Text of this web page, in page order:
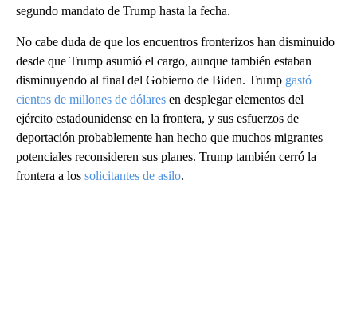
segundo mandato de Trump hasta la fecha.
No cabe duda de que los encuentros fronterizos han disminuido
desde que Trump asumió el cargo, aunque también estaban
disminuyendo al final del Gobierno de Biden. Trump gastó
cientos de millones de dólares en desplegar elementos del
ejército estadounidense en la frontera, y sus esfuerzos de
deportación probablemente han hecho que muchos migrantes
potenciales reconsideren sus planes. Trump también cerró la
frontera a los solicitantes de asilo.